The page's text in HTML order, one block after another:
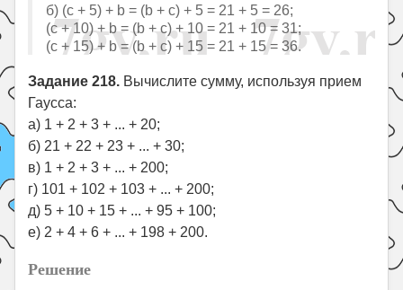
б) (с + 5) + b = (b + c) + 5 = 21 + 5 = 26;
(с + 10) + b = (b + c) + 10 = 21 + 10 = 31;
(с + 15) + b = (b + c) + 15 = 21 + 15 = 36.
Задание 218. Вычислите сумму, используя прием
Гаусса:
а) 1 + 2 + 3 + ... + 20;
б) 21 + 22 + 23 + ... + 30;
в) 1 + 2 + 3 + ... + 200;
г) 101 + 102 + 103 + ... + 200;
д) 5 + 10 + 15 + ... + 95 + 100;
е) 2 + 4 + 6 + ... + 198 + 200.
Решение